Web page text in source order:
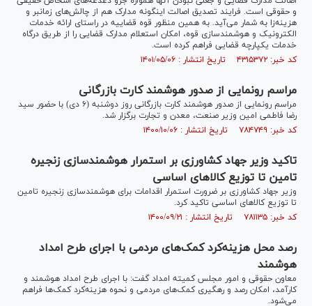
و حقوقی است. فرایند تصدیق اصالت اینگونه مدارک هم از چالش‌های زمانبر و
هزینه‌زا به شمار می‌آید. به همین منظور قوه قضاییه در راستای ارائه خدمات
الکترونیک و هوشمندسازی قوه، امکان استعلام مدارک قضایی را از طریق درگاه
خدمات یکپارچه قضایی فراهم کرده است.
کد خبر: ۴۳۱۵۳۷۲ تاریخ انتشار : ۱۴۰۱/۰۵/۰۶
مراسم رونمایی از صدور هوشمند کارت بازرگانی
مراسم رونمایی از صدور هوشمند کارت بازرگانی روز دوشنبه (۶ دی) با حضور سید
رضا فاطمی امین وزیر صنعت، معدن و تجارت برگزار شد.
کد خبر: ۷۸۴۷۴۹ تاریخ انتشار : ۱۴۰۰/۱۰/۰۶
تاکید وزیر جهاد کشاورزی بر استمرار هوشمندسازی زنجیره
تامین تا توزیع کالا‌های اساسی
وزیر جهاد کشاورزی بر ضرورت استمرار اقدامات برای هوشمندسازی زنجیره تامین
تا توزیع کالا‌های اساسی تاکید کرد.
کد خبر: ۷۸۱۱۳۵ تاریخ انتشار : ۱۴۰۰/۰۹/۲۱
رصد محل هزینه‌کرد کمک‌های مردمی با اجرای طرح امداد
هوشمند
معاون حقوقی و امور مجلس کمیته امداد گفت: با اجرای طرح امداد هوشمند و
کارآمد، امکان رصد و رهگیری کمک‌های مردمی و نحوه هزینه‌کرد کمک‌ها فراهم
می‌شود.